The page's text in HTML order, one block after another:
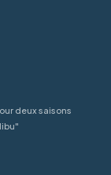
deux saisons